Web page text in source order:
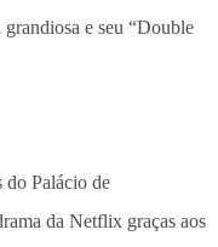
e seu “Double
do Palácio de
da Netflix graças aos